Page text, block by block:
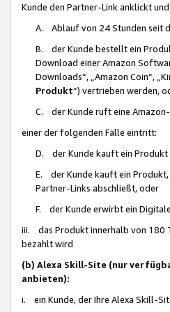
Kunde den Partner-Link anklickt
A. Ablauf von 24 Stunden seit
B. der Kunde bestellt ein
Download einer Amazon
Downloads“, „Amazon Coin“,
Produkt“) vertrieben werden,
C. der Kunde ruft eine Amazon-
einer der folgenden Fälle eintritt:
D. der Kunde kauft ein
E. der Kunde kauft ein Produkt,
Partner-Links abschließt, oder
F. der Kunde erwirbt ein
iii. das Produkt innerhalb von 180
bezahlt wird
(b) Alexa Skill-Site (nur
anbieten):
i. ein Kunde, der Ihre Alexa Skill-